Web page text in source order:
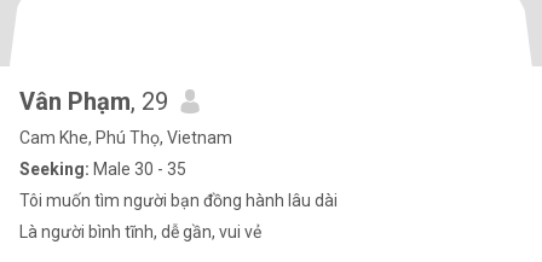
Vân Phạm, 29
Cam Khe, Phú Thọ, Vietnam
Seeking: Male 30 - 35
Tôi muốn tìm người bạn đồng hành lâu dài
Là người bình tĩnh, dễ gần, vui vẻ